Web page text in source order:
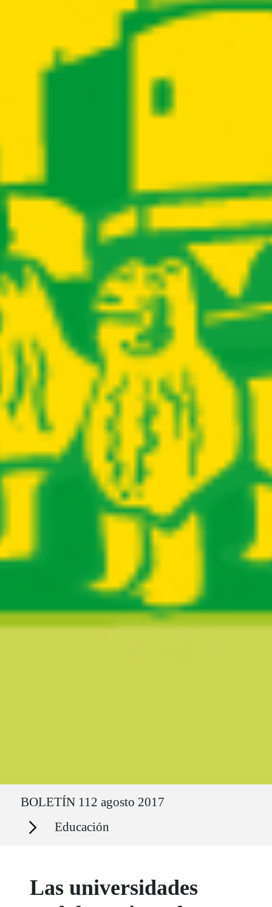
BOLETÍN 112 agosto 2017
Secciones Educación
Las universidades